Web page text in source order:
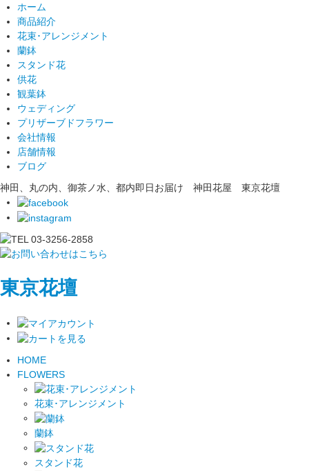
ホーム
商品紹介
花束･アレンジメント
蘭鉢
スタンド花
供花
観葉鉢
ウェディング
プリザーブドフラワー
会社情報
店舗情報
ブログ
神田、丸の内、御茶ノ水、都内即日お届け 神田花屋 東京花壇
東京花壇
HOME
FLOWERS
花束･アレンジメント
蘭鉢
スタンド花